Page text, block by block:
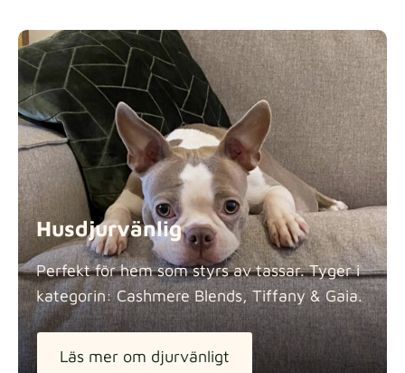
Husdjurvänlig
Perfekt för hem som styrs av tassar. Tyger i
kategorin: Cashmere Blends, Tiffany & Gaia.
Läs mer om djurvänligt